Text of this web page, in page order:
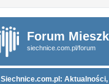
Forum
siechnice.com.pl/forum
Siechnice.com.pl: Aktualności,